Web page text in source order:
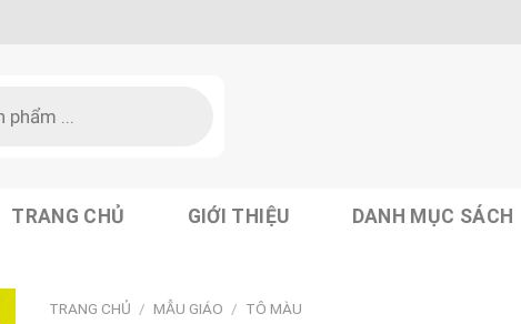
TRANG CHỦ GIỚI THIỆU DANH MỤC SÁCH
TRANG CHỦ / MẪU GIÁO / TÔ MÀU